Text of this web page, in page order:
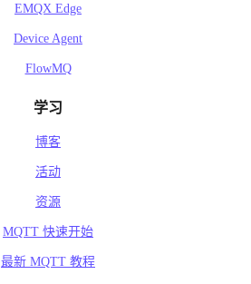
EMQX Edge
Device Agent
FlowMQ
学习
博客
活动
资源
MQTT 快速开始
最新 MQTT 教程